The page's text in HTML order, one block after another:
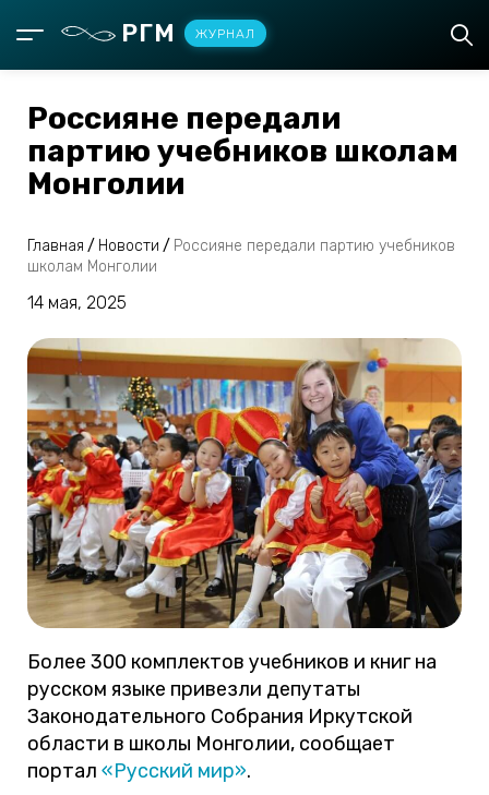
РГМ ЖУРНАЛ
Россияне передали
партию учебников школам
Монголии
Главная / Новости / Россияне передали партию учебников
школам Монголии
14 мая, 2025
Более 300 комплектов учебников и книг на
русском языке привезли депутаты
Законодательного Собрания Иркутской
области в школы Монголии, сообщает
портал «Русский мир».